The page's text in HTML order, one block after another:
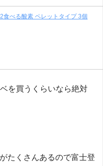
食べる酸素 ペレットタイプ 3個
を買うくらいなら絶対
たくさんあるので富士登